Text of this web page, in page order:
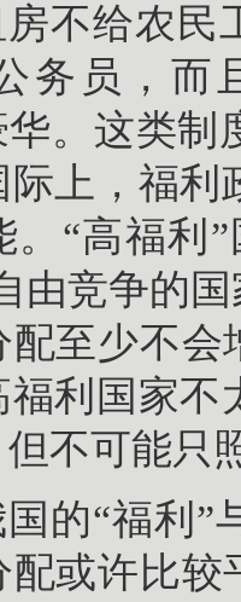
不给农民
务员，而
华。这类
际上，福
。“高福利
由竞争的
至少不会
利国家不
不可能只
的“福利”
或许比较